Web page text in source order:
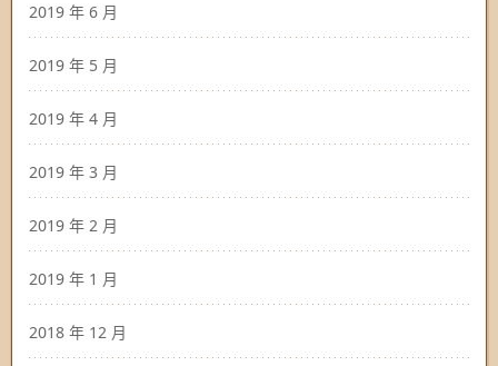
2019 年 6 月
2019 年 5 月
2019 年 4 月
2019 年 3 月
2019 年 2 月
2019 年 1 月
2018 年 12 月